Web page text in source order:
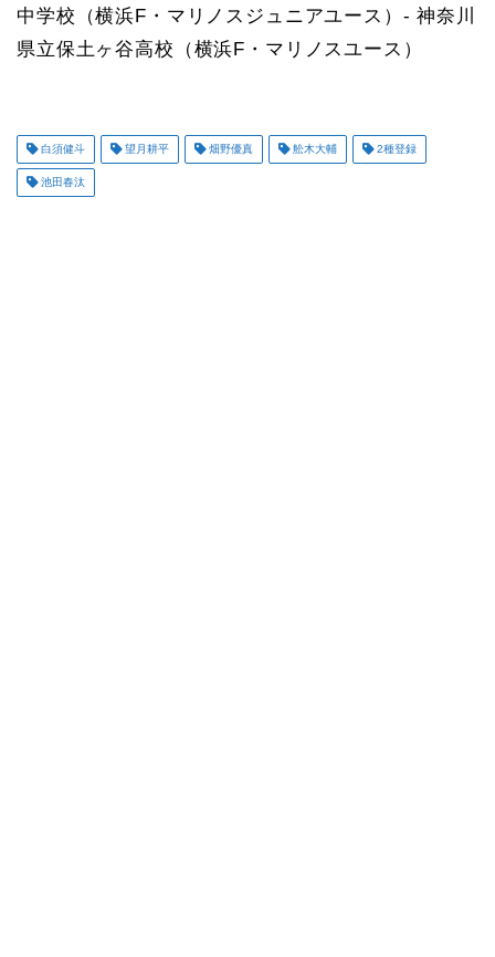
中学校（横浜F・マリノスジュニアユース）- 神奈川
県立保土ヶ谷高校（横浜F・マリノスユース）
白須健斗 望月耕平 畑野優真 舩木大輔 2種登録
池田春汰